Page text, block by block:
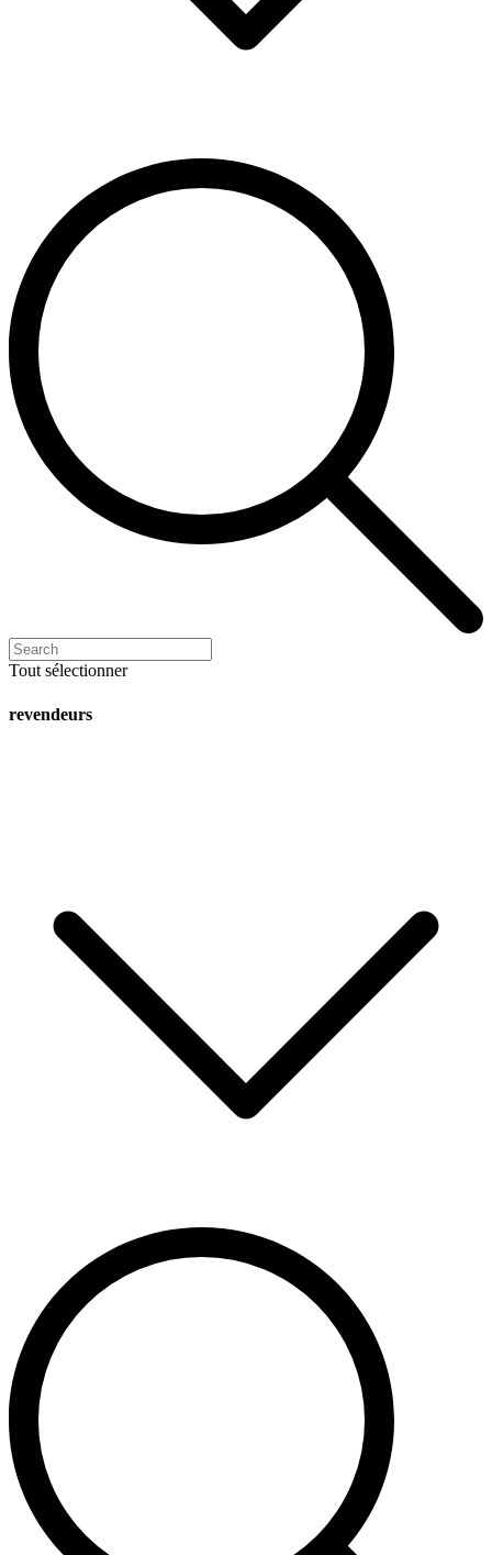
Tout sélectionner
revendeurs